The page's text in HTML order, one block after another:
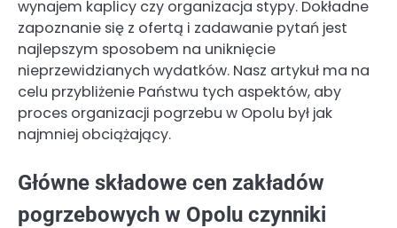
wynajem kaplicy czy organizacja stypy. Dokładne
zapoznanie się z ofertą i zadawanie pytań jest
najlepszym sposobem na uniknięcie
nieprzewidzianych wydatków. Nasz artykuł ma na
celu przybliżenie Państwu tych aspektów, aby
proces organizacji pogrzebu w Opolu był jak
najmniej obciążający.
Główne składowe cen zakładów
pogrzebowych w Opolu czynniki